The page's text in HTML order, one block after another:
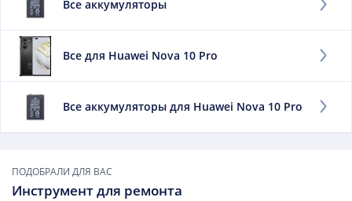
емкость. Единицей измерения значится мАч, что
данный элемент, тем дольше работает мобильный
телефон без дозарядки.
он быстро выдыхается;
сильно нагревается при зарядке;
В дальнейшем использовать такой элемент опасно.
Все аккумуляторы
Все для Huawei Nova 10 Pro
Все аккумуляторы для Huawei Nova 10 Pro
ПОДОБРАЛИ ДЛЯ ВАС
Инструмент для ремонта